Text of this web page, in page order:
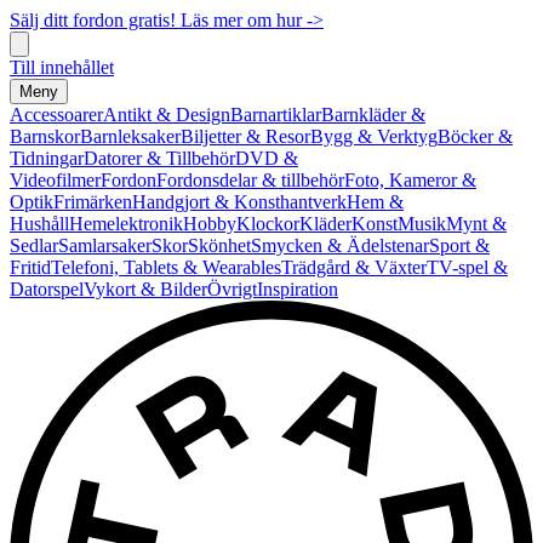
Sälj ditt fordon gratis! Läs mer om hur ->
Till innehållet
Meny
AccessoarerAntikt & DesignBarnartiklarBarnkläder &
BarnskorBarnleksakerBiljetter & ResorBygg & VerktygBöcker &
TidningarDatorer & TillbehörDVD &
VideofilmerFordonFordonsdelar & tillbehörFoto, Kameror &
OptikFrimärkenHandgjort & KonsthantverkHem &
HushållHemelektronikHobbyKlockorKläderKonstMusikMynt &
SedlarSamlarsakerSkorSkönhetSmycken & ÄdelstenarSport &
FritidTelefoni, Tablets & WearablesTrädgård & VäxterTV-spel &
DatorspelVykort & BilderÖvrigtInspiration